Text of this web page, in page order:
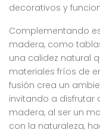
decorativos y
Complementando
madera, como
una calidez natural
materiales fríos de
fusión crea un
invitando a disfrutar
madera, al ser un
con la naturaleza,